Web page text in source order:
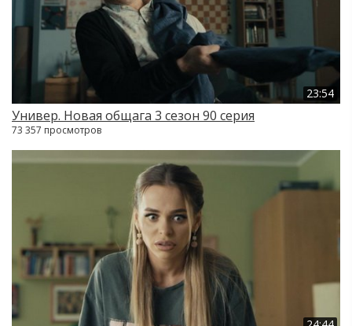
23:54
Универ. Новая общага 3 сезон 90 серия
73 357 просмотров